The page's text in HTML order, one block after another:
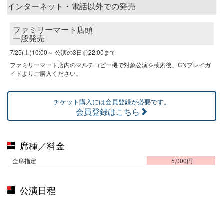
インターネット・電話以外での発売
ファミリーマート店頭
一般発売
7/25(土)10:00～ 公演の3日前22:00まで
ファミリーマート店内のマルチコピー機で対象公演を検索後、CNプレイガ
イドよりご購入ください。
チケット購入には会員登録が必要です。
会員登録はこちら
席種／料金
全席指定 5,000円
公演日程